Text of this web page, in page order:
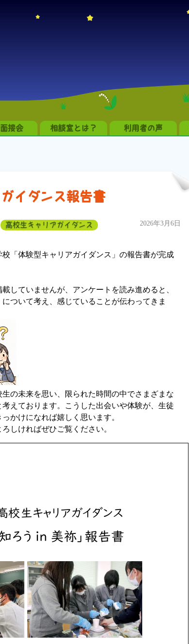
接会 相談室とは？ 利用者の声
イダンス報告書
高校生キャリアガイダンス 2026年3月6日
「体験型キャリアガイダンス」の報告書が完成
していませんが、アンケートを読み進めると、
ついて考え、感じていることが伝わってきま
の未来を思い、限られた時間の中でさまざまな
えております。こうした出会いや体験が、生徒
かけになれば嬉しく思います。
しければぜひご覧ください。